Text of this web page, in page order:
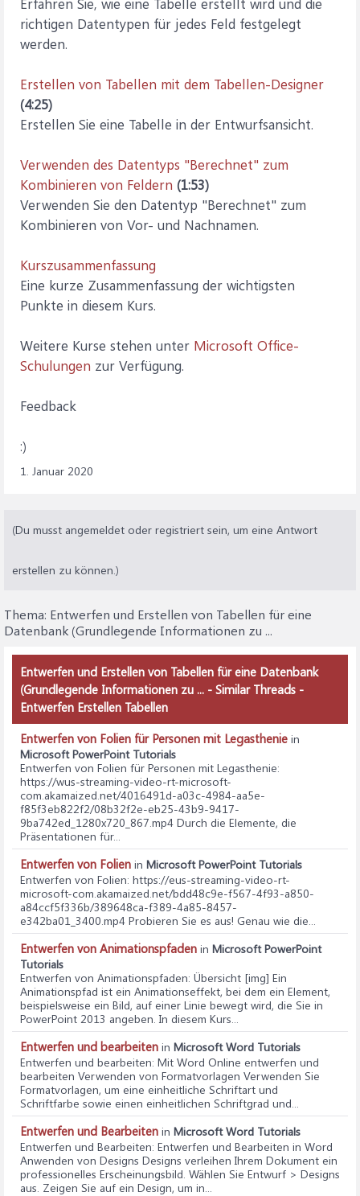
richtigen Datentypen für jedes Feld festgelegt
werden.
Erstellen von Tabellen mit dem Tabellen-Designer
(4:25)
Erstellen Sie eine Tabelle in der Entwurfsansicht.
Verwenden des Datentyps "Berechnet" zum
Kombinieren von Feldern (1:53)
Verwenden Sie den Datentyp "Berechnet" zum
Kombinieren von Vor- und Nachnamen.
Kurszusammenfassung
Eine kurze Zusammenfassung der wichtigsten
Punkte in diesem Kurs.
Weitere Kurse stehen unter Microsoft Office-
Schulungen zur Verfügung.
Feedback
:)
1. Januar 2020
(Du musst angemeldet oder registriert sein, um eine Antwort
erstellen zu können.)
Thema: Entwerfen und Erstellen von Tabellen für eine
Datenbank (Grundlegende Informationen zu ...
Entwerfen und Erstellen von Tabellen für eine Datenbank
(Grundlegende Informationen zu ... - Similar Threads -
Entwerfen Erstellen Tabellen
Entwerfen von Folien für Personen mit Legasthenie in
Microsoft PowerPoint Tutorials
Entwerfen von Folien für Personen mit Legasthenie:
https://wus-streaming-video-rt-microsoft-
com.akamaized.net/4016491d-a03c-4984-aa5e-
f85f3eb822f2/08b32f2e-eb25-43b9-9417-
9ba742ed_1280x720_867.mp4 Durch die Elemente, die
Präsentationen für...
Entwerfen von Folien in Microsoft PowerPoint Tutorials
Entwerfen von Folien: https://eus-streaming-video-rt-
microsoft-com.akamaized.net/bdd48c9e-f567-4f93-a850-
a84ccf5f336b/389648ca-f389-4a85-8457-
e342ba01_3400.mp4 Probieren Sie es aus! Genau wie die...
Entwerfen von Animationspfaden in Microsoft PowerPoint
Tutorials
Entwerfen von Animationspfaden: Übersicht [img] Ein
Animationspfad ist ein Animationseffekt, bei dem ein Element,
beispielsweise ein Bild, auf einer Linie bewegt wird, die Sie in
PowerPoint 2013 angeben. In diesem Kurs...
Entwerfen und bearbeiten in Microsoft Word Tutorials
Entwerfen und bearbeiten: Mit Word Online entwerfen und
bearbeiten Verwenden von Formatvorlagen Verwenden Sie
Formatvorlagen, um eine einheitliche Schriftart und
Schriftfarbe sowie einen einheitlichen Schriftgrad und...
Entwerfen und Bearbeiten in Microsoft Word Tutorials
Entwerfen und Bearbeiten: Entwerfen und Bearbeiten in Word
Anwenden von Designs Designs verleihen Ihrem Dokument ein
professionelles Erscheinungsbild. Wählen Sie Entwurf > Designs
aus. Zeigen Sie auf ein Design, um in...